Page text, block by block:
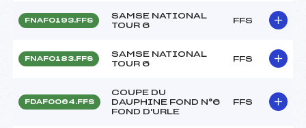
FNAF0193.FFS
SAMSE NATIONAL
TOUR 6
FFS
FNAF0183.FFS
SAMSE NATIONAL
TOUR 6
FFS
FDAF0064.FFS
COUPE DU
DAUPHINE FOND N°6
FOND D'URLE
FFS